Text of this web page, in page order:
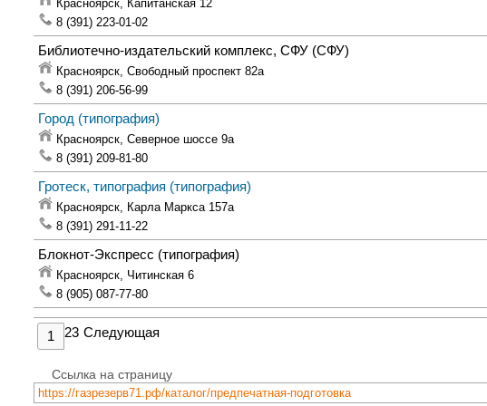
Красноярск, Капитанская 12
8 (391) 223-01-02
Библиотечно-издательский комплекс, СФУ (СФУ)
Красноярск, Свободный проспект 82а
8 (391) 206-56-99
Город (типография)
Красноярск, Северное шоссе 9а
8 (391) 209-81-80
Гротеск, типография (типография)
Красноярск, Карла Маркса 157а
8 (391) 291-11-22
Блокнот-Экспресс (типография)
Красноярск, Читинская 6
8 (905) 087-77-80
1 23 Следующая
Ссылка на страницу
https://газрезерв71.рф/каталог/предпечатная-подготовка